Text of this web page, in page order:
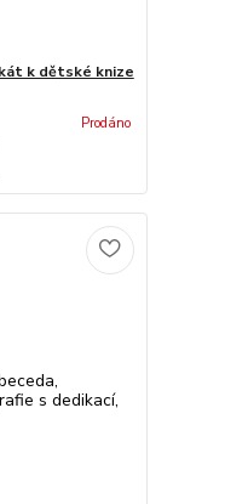
k dětské knize
Prodáno